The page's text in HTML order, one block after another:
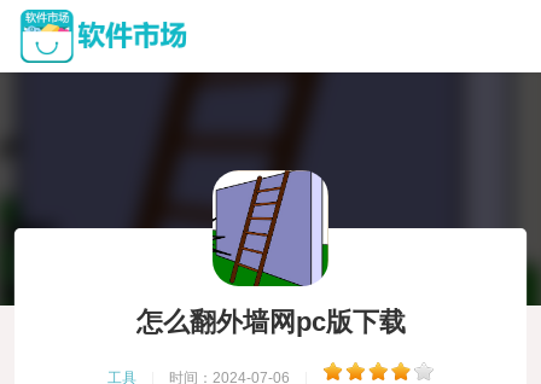
怎么翻外墙网pc版下载
工具 时间：2024-07-06